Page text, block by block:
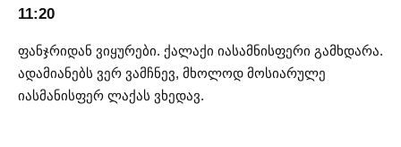
11:20
ფანჯრიდან ვიყურები. ქალაქი იასამნისფერი გამხდარა.
ადამიანებს ვერ ვამჩნევ, მხოლოდ მოსიარულე
იასმანისფერ ლაქას ვხედავ.